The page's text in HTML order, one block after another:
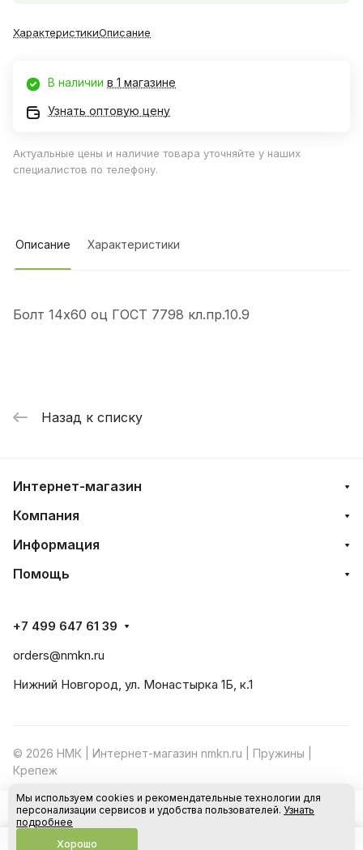
В корзину
ХарактеристикиОписание
В наличии в 1 магазине
Узнать оптовую цену
Актуальные цены и наличие товара уточняйте у наших
специалистов по телефону.
Описание Характеристики
Болт 14х60 оц ГОСТ 7798 кл.пр.10.9
Назад к списку
Интернет-магазин
Компания
Информация
Помощь
+7 499 647 61 39
orders@nmkn.ru
Нижний Новгород, ул. Монастырка 1Б, к.1
© 2026 НМК | Интернет-магазин nmkn.ru | Пружины |
Крепеж
Конфиденциальность Оферта
Мы используем cookies и рекомендательные технологии для
персонализации сервисов и удобства пользователей. Узнать
подробнее
Хорошо